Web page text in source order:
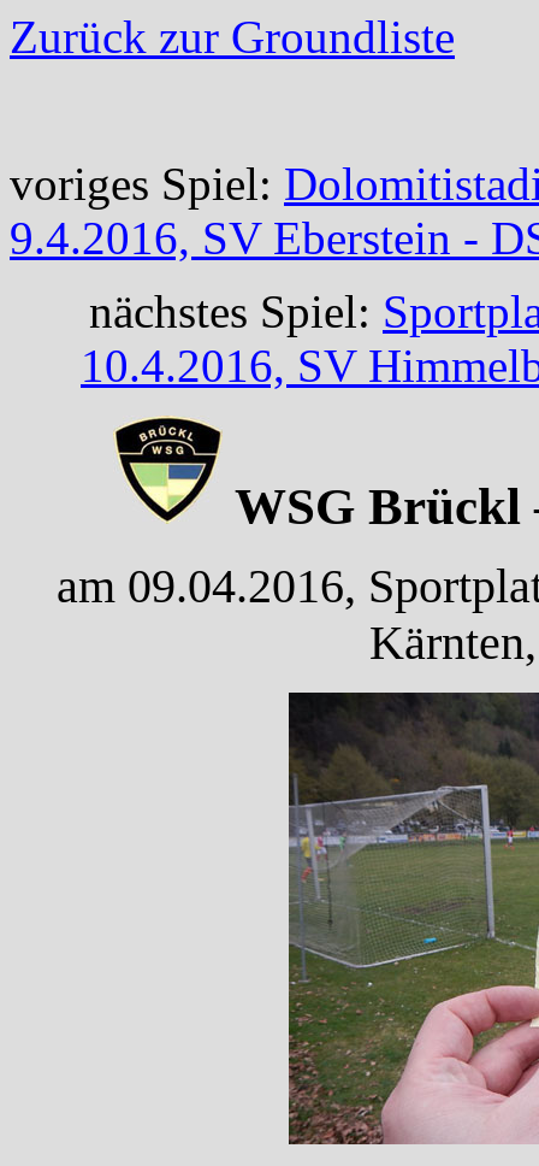
Zurück zur Groundliste
voriges Spiel:
9.4.2016, SV Eberstein -
nächstes Spiel:
10.4.2016, SV
WSG Brückl
am 09.04.2016,